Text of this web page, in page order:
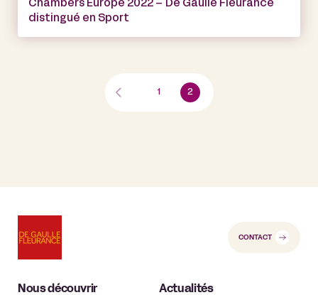
Chambers Europe 2022 – De Gaulle Fleurance
distingué en Sport
1 2
CONTACT
Nous découvrir Actualités